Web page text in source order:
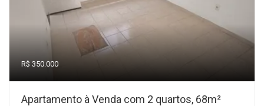
R$ 350.000
Apartamento à Venda com 2 quartos, 68m²